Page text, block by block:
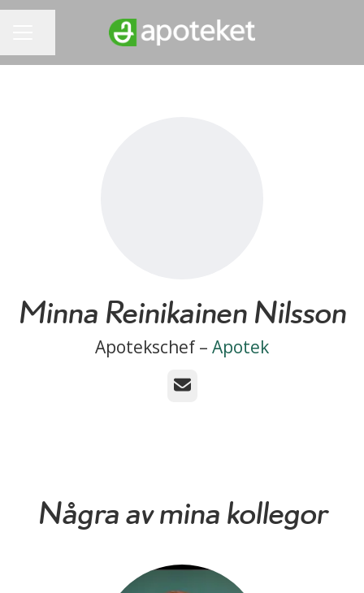
Minna Reinikainen Nilsson
Apotekschef – Apotek
E-post
Några av mina kollegor